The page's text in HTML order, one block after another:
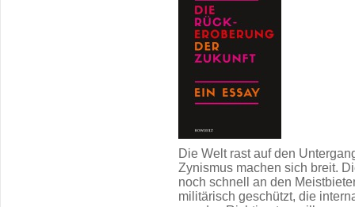
Die Welt rast auf den
Zynismus machen sich breit.
noch schnell an den
militärisch geschützt, die